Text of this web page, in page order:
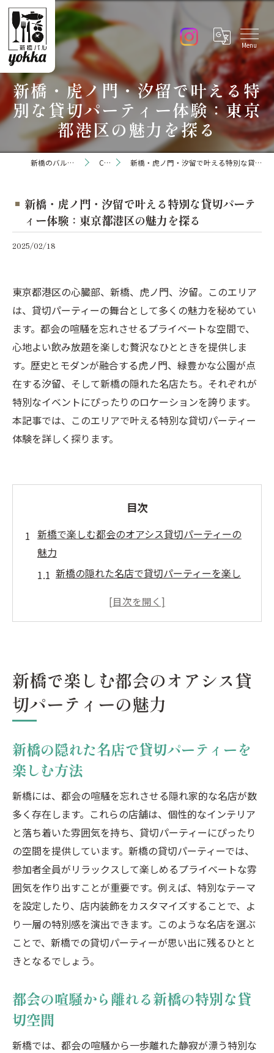
新橋・虎ノ門・汐留で叶える特
別な貸切パーティー体験：東京
都港区の魅力を探る
新橋のバルなら新橋バル yokka Column 新橋・虎ノ門・汐留で叶える特別な貸切パーティー体験：東京都港区の魅力を探る
新橋・虎ノ門・汐留で叶える特別な貸切パーテ
ィー体験：東京都港区の魅力を探る
2025/02/18
東京都港区の心臓部、新橋、虎ノ門、汐留。このエリア
は、貸切パーティーの舞台として多くの魅力を秘めてい
ます。都会の喧騒を忘れさせるプライベートな空間で、
心地よい飲み放題を楽しむ贅沢なひとときを提供しま
す。歴史とモダンが融合する虎ノ門、緑豊かな公園が点
在する汐留、そして新橋の隠れた名店たち。それぞれが
特別なイベントにぴったりのロケーションを誇ります。
本記事では、このエリアで叶える特別な貸切パーティー
体験を詳しく探ります。
目次
新橋で楽しむ都会のオアシス貸切パーティーの
魅力
新橋の隠れた名店で貸切パーティーを楽し
都会の喧騒から離れる新橋の特別な貸切空
トスペース
新橋で提供する心地よい飲み放題の魅力
新橋で特別な貸切体験を叶えるためのポイ
新橋での貸切パーティーにおすすめの飲食
店
虎ノ門で歴史とモダンを感じる貸切イベントの
すすめ
虎ノ門の歴史的建造物で特別な貸切パーテ
ィーを
モダンな雰囲気が漂う虎ノ門の貸切イベン
ト会場
虎ノ門の隠れ家レストランでのアットホー
ムなパーティー
貸切イベントで虎ノ門の歴史とモダンを同
時に味わう
めのヒント
画
新橋で楽しむ都会のオアシス貸
切パーティーの魅力
新橋の隠れた名店で貸切パーティーを
楽しむ方法
新橋には、都会の喧騒を忘れさせる隠れ家的な名店が数
多く存在します。これらの店舗は、個性的なインテリア
と落ち着いた雰囲気を持ち、貸切パーティーにぴったり
の空間を提供しています。新橋の貸切パーティーでは、
参加者全員がリラックスして楽しめるプライベートな雰
囲気を作り出すことが重要です。例えば、特別なテーマ
を設定したり、店内装飾をカスタマイズすることで、よ
り一層の特別感を演出できます。このような名店を選ぶ
ことで、新橋での貸切パーティーが思い出に残るひとと
きとなるでしょう。
都会の喧騒から離れる新橋の特別な貸
切空間
新橋では、都会の喧騒から一歩離れた静寂が漂う特別な